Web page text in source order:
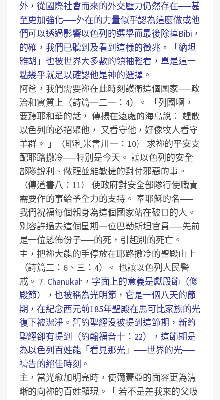
外，從國際社會而來的外交壓力仍然存在──甚
至更加強化──外在的力量似乎認為這麼做或他
們可以透過影響以色列的選舉而最後除掉Bibi，
的確，我們已聽到及看到這樣的徵兆。「納坦
雅胡」也被世界大多數的領袖輕看，單是這一
點幾乎就足以確認他是神的選擇。
阿爸，我們需要祢在此時刻護衛這個國家──政
治和實質上（詩篇一二一：4）。
「列國啊，
要聽耶和華的話， 傳揚在遠處的海島說： 趕散
以色列的必招聚他， 又看守他，好像牧人看守
羊群。 」（耶利米書卅一：10）
求祢的平安支
配耶路撒冷──特別是今天。 讓以色列的安全
部隊銳利、儆醒並能敏捷的對付邪惡的事。
（傳道書八：11）
使政府對安全部隊行使職責
需要作的事給予全力的支持。 奉耶穌的名──
我們祝福每個親身為這個國家站在破口的人。
別容許過去這個星期一位巴勒斯坦官員──先前
是一位恐佈份子──的死，引起別的死亡。
主，把祢大能的手停放在耶路撒冷的聖殿山上
（詩篇二：6、三：4）。 也讓以色列人民警
戒。 7. Chanukah，字面上的意義是獻殿節（修
殿節），也被稱為光明節，它是一個八天的節
期，在紀念西元前185年聖殿在馬可比家族的光
復下被潔淨。舊約聖經没被提到這節期，新約
聖經卻有提到（約翰福音十：22），這節期是
為以色列百姓能「看見那光」──世界的光──
禱告的絕佳時刻。
主，當光愈加明亮時，使彌賽亞的面容更為清
晰的向祢的百姓顯現。「 若不是差我來的父吸